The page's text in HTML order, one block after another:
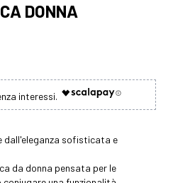
DONNA
dall'eleganza sofisticata e
da donna pensata per le